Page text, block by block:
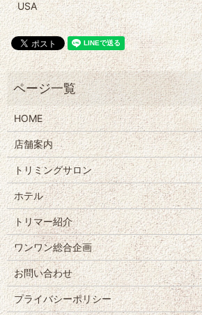
USA
HOME
店舗案内
トリミングサロン
ホテル
トリマー紹介
ワンワン総合企画
お問い合わせ
プライバシーポリシー